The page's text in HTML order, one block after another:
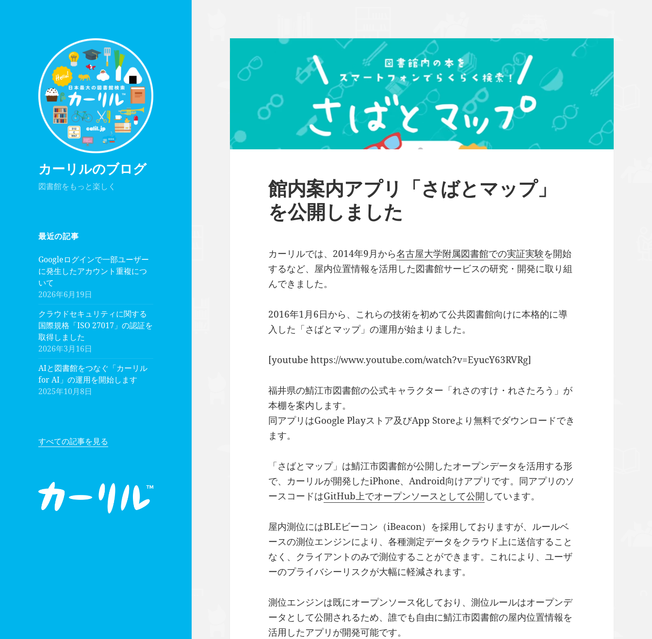
カーリルのブログ
図書館をもっと楽しく
最近の記事
Googleログインで一部ユーザー
に発生したアカウント重複につ
いて
2026年6月19日
クラウドセキュリティに関する
国際規格「ISO 27017」の認証を
取得しました
2026年3月16日
AIと図書館をつなぐ「カーリル
for AI」の運用を開始します
2025年10月8日
すべての記事を見る
館内案内アプリ「さばとマップ」
を公開しました
カーリルでは、2014年9月から名古屋大学附属図書館での実証実験を開始
するなど、屋内位置情報を活用した図書館サービスの研究・開発に取り組
んできました。
2016年1月6日から、これらの技術を初めて公共図書館向けに本格的に導
入した「さばとマップ」の運用が始まりました。
[youtube https://www.youtube.com/watch?v=EyucY63RVRg]
福井県の鯖江市図書館の公式キャラクター「れさのすけ・れさたろう」が
本棚を案内します。
同アプリはGoogle Playストア及びApp Storeより無料でダウンロードでき
ます。
「さばとマップ」は鯖江市図書館が公開したオープンデータを活用する形
で、カーリルが開発したiPhone、Android向けアプリです。同アプリのソ
ースコードはGitHub上でオープンソースとして公開しています。
屋内測位にはBLEビーコン（iBeacon）を採用しておりますが、ルールベ
ースの測位エンジンにより、各種測定データをクラウド上に送信すること
なく、クライアントのみで測位することができます。これにより、ユーザ
ーのプライバシーリスクが大幅に軽減されます。
測位エンジンは既にオープンソース化しており、測位ルールはオープンデ
ータとして公開されるため、誰でも自由に鯖江市図書館の屋内位置情報を
活用したアプリが開発可能です。